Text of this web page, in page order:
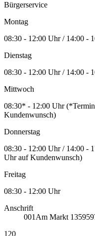
Bürgerservice
Montag
08:30 - 12:00 Uhr / 14:00 -
Dienstag
08:30 - 12:00 Uhr / 14:00 -
Mittwoch
08:30* - 12:00 Uhr
Kundenwunsch)
Donnerstag
08:30 - 12:00 Uhr / 14:00 -
Uhr auf Kundenwunsch)
Freitag
08:30 - 12:00 Uhr
Anschrift
001 Am Markt 13
120